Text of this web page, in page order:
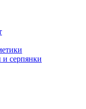
и серпянки